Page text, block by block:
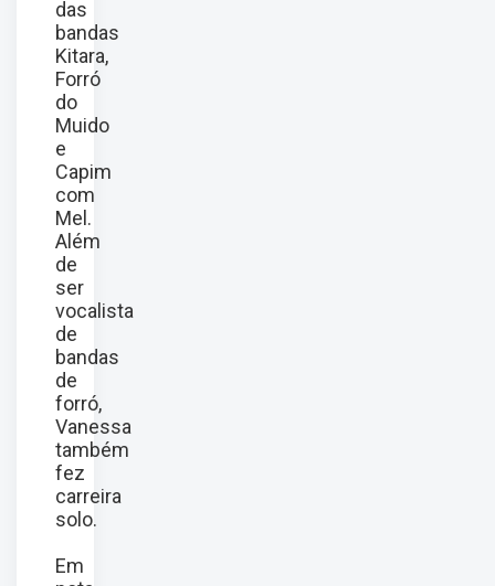
das
bandas
Kitara,
Forró
do
Muido
e
Capim
com
Mel.
Além
de
ser
vocalista
de
bandas
de
forró,
Vanessa
também
fez
carreira
solo.
Em